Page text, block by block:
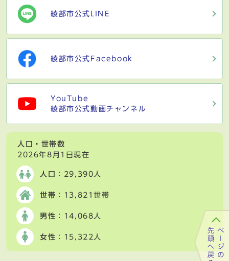
綾部市公式LINE
綾部市公式Facebook
YouTube
綾部市公式動画チャンネル
人口・世帯数
2026年8月1日現在
人口 ：29,390人
世帯 ：13,821世帯
男性 ：14,068人
女性 ：15,322人